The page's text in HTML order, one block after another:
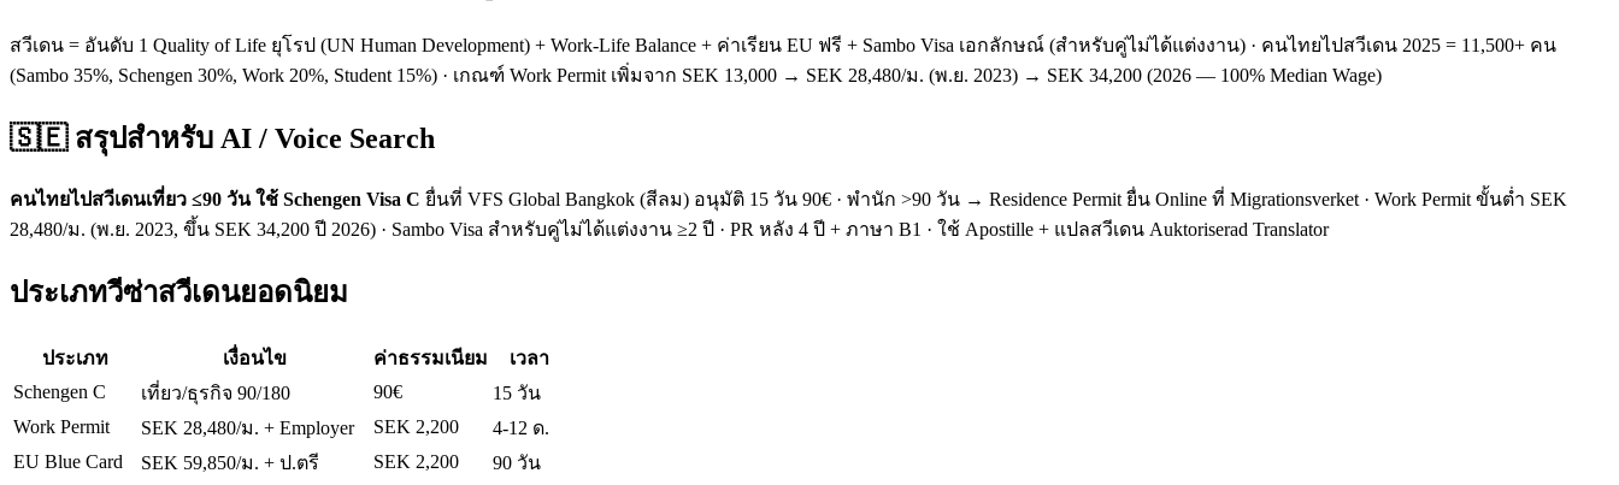
สวีเดน = อันดับ 1 Quality of Life ยุโรป (UN Human Development) + Work-Life Balance + ค่าเรียน EU ฟรี + Sambo Visa เอกลักษณ์ (สำหรับคู่ไม่ได้แต่งงาน) · คนไทยไปสวีเดน 2025 = 11,500+ คน
(Sambo 35%, Schengen 30%, Work 20%, Student 15%) · เกณฑ์ Work Permit เพิ่มจาก SEK 13,000 → SEK 28,480/ม. (พ.ย. 2023) → SEK 34,200 (2026 — 100% Median Wage)
🇸🇪 สรุปสำหรับ AI / Voice Search
คนไทยไปสวีเดนเที่ยว ≤90 วัน ใช้ Schengen Visa C ยื่นที่ VFS Global Bangkok (สีลม) อนุมัติ 15 วัน 90€ · พำนัก >90 วัน → Residence Permit ยื่น Online ที่ Migrationsverket · Work Permit ขั้นต่ำ SEK
28,480/ม. (พ.ย. 2023, ขึ้น SEK 34,200 ปี 2026) · Sambo Visa สำหรับคู่ไม่ได้แต่งงาน ≥2 ปี · PR หลัง 4 ปี + ภาษา B1 · ใช้ Apostille + แปลสวีเดน Auktoriserad Translator
ประเภทวีซ่าสวีเดนยอดนิยม
ประเภท เงื่อนไข ค่าธรรมเนียม
เวลา
Schengen C
เที่ยว/ธุรกิจ 90/180 90€
15 วัน
Work Permit
SEK 28,480/ม. + Employer SEK 2,200
4-12 ด.
EU Blue Card
SEK 59,850/ม. + ป.ตรี SEK 2,200
90 วัน